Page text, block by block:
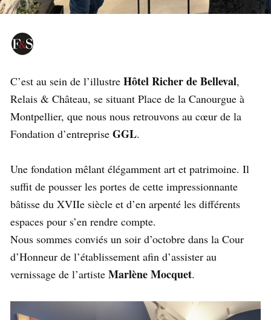
C’est au sein de l’illustre Hôtel Richer de Belleval,
Relais & Château, se situant Place de la Canourgue à
Montpellier, que nous nous retrouvons au cœur de la
Fondation d’entreprise GGL.
Une fondation mêlant élégamment art et patrimoine. Il
suffit de pousser les portes de cette impressionnante
bâtisse du XVIIe siècle et d’en arpenté les différents
espaces pour s’en rendre compte.
Nous sommes conviés un soir d’octobre dans la Cour
d’Honneur de l’établissement afin d’assister au
vernissage de l’artiste Marlène Mocquet.